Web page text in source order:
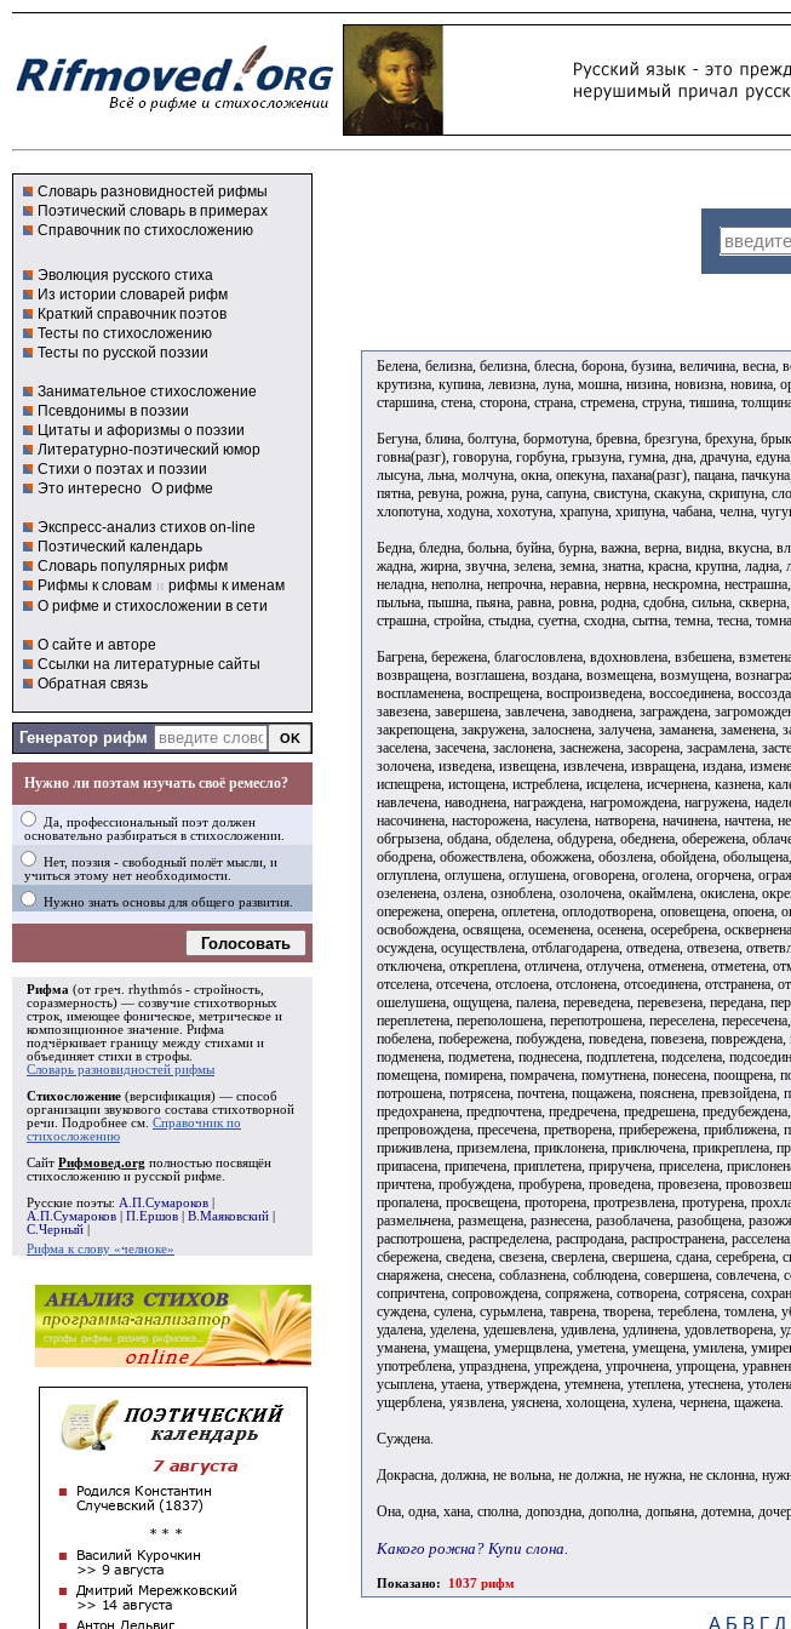
Словарь разновидностей рифмы
Поэтический словарь в примерах
Справочник по стихосложению
Эволюция русского стиха
Из истории словарей рифм
Краткий справочник поэтов
Тесты по стихосложению
Тесты по русской поэзии
Занимательное стихосложение
Псевдонимы в поэзии
Цитаты и афоризмы о поэзии
Литературно-поэтический юмор
Стихи о поэтах и поэзии
Это интересно О рифме
Экспресс-анализ стихов on-line
Поэтический календарь
Словарь популярных рифм
Рифмы к словам и рифмы к именам
О рифме и стихосложении в сети
О сайте и авторе
Ссылки на литературные сайты
Обратная связь
Генератор рифм
Нужно ли поэтам изучать своё ремесло?
Да, профессиональный поэт должен
основательно разбираться в стихосложении.
Нет, поэзия - свободный полёт мысли, и
учиться этому нет необходимости.
Нужно знать основы для общего развития.
Голосовать
Рифма (от греч. rhythmós - стройность,
соразмерность) — созвучие стихотворных
строк, имеющее фоническое, метрическое и
композиционное значение. Рифма
подчёркивает границу между стихами и
объединяет стихи в строфы
Словарь разновидностей рифмы
Стихосложение (версификация) — способ
организации звукового состава стихотворной
речи. Подробнее см. Справочник по
стихосложению
Сайт Рифмовед.org полностью посвящён
стихосложению и русской рифме.
Русские поэты: А.П.Сумароков
А.П.Сумароков
П.Ершов В.Маяковский
С.Черный
Рифма к слову «челноке»
Белена, белизна, белизна, блесна, борона, бузина, величина,
крутизна, купина, левизна, луна, мошна, низина, новизна, новина,
старшина, стена, сторона, страна, стремена, струна, тишина,
Бегуна, блина, болтуна, бормотуна, бревна, брезгуна, брехуна,
говна(разг), говоруна, горбуна, грызуна, гумна, дна, драчуна,
лысуна, льна, молчуна, окна, опекуна, пахана(разг), пацана,
пятна, ревуна, рожна, руна, сапуна, свистуна, скакуна, скрипуна,
хлопотуна, ходуна, хохотуна, храпуна, хрипуна, чабана, челна,
Бедна, бледна, больна, буйна, бурна, важна, верна, видна, вкусна,
жадна, жирна, звучна, зелена, земна, знатна, красна, крупна,
неладна, неполна, непрочна, неравна, нервна, нескромна,
пыльна, пышна, пьяна, равна, ровна, родна, сдобна, сильна,
страшна, стройна, стыдна, суетна, сходна, сытна, темна, тесна,
Багрена, бережена, благословлена, вдохновлена, взбешена,
возвращена, возглашена, воздана, возмещена, возмущена,
воспламенена, воспрещена, воспроизведена, воссоединена,
завезена, завершена, завлечена, заводнена, заграждена,
закрепощена, закружена, залоснена, залучена, заманена, заменена,
заселена, засечена, заслонена, заснежена, засорена, засрамлена,
золочена, изведена, извещена, извлечена, извращена, издана,
испещрена, истощена, истреблена, исцелена, исчернена, казнена,
навлечена, наводнена, награждена, нагромождена, нагружена,
насочинена, насторожена, насулена, натворена, начинена,
обгрызена, обдана, обделена, обдурена, обеднена, обережена,
ободрена, обожествлена, обожжена, обозлена, обойдена,
оглуплена, оглушена, оглушена, оговорена, оголена, огорчена,
озеленена, озлена, озноблена, озолочена, окаймлена, окислена,
опережена, оперена, оплетена, оплодотворена, оповещена, опоена,
освобождена, освящена, осеменена, осенена, осеребрена,
осуждена, осуществлена, отблагодарена, отведена, отвезена,
отключена, откреплена, отличена, отлучена, отменена, отметена,
отселена, отсечена, отслоена, отслонена, отсоединена,
ошелушена, ощущена, палена, переведена, перевезена, передана,
переплетена, переполошена, перепотрошена, переселена,
побелена, побережена, побуждена, поведена, повезена,
подменена, подметена, поднесена, подплетена, подселена,
помещена, помирена, помрачена, помутнена, понесена, поощрена,
потрошена, потрясена, почтена, пощажена, пояснена, превзойдена,
предохранена, предпочтена, предречена, предрешена,
препровождена, пресечена, претворена, прибережена, приближена,
приживлена, приземлена, приклонена, приключена, прикреплена,
припасена, припечена, приплетена, приручена, приселена,
причтена, пробуждена, пробурена, проведена, провезена,
пропалена, просвещена, проторена, протрезвлена, протурена,
размельчена, размещена, разнесена, разоблачена, разобщена,
распотрошена, распределена, распродана, распространена,
сбережена, сведена, свезена, сверлена, свершена, сдана,
снаряжена, снесена, соблазнена, соблюдена, совершена,
сопричтена, сопровождена, сопряжена, сотворена, сотрясена,
суждена, сулена, сурьмлена, таврена, творена, тереблена,
удалена, уделена, удешевлена, удивлена, удлинена,
уманена, умащена, умерщвлена, уметена, умещена, умилена,
употреблена, упразднена, упреждена, упрочнена, упрощена,
усыплена, утаена, утверждена, утемнена, утеплена, утеснена,
ущерблена, уязвлена, уяснена, холощена, хулена, чернена, щажена.
Суждена.
Докрасна, должна, не вольна, не должна, не нужна, не склонна,
Она, одна, хана, сполна, допоздна, дополна, допьяна, дотемна,
Какого рожна? Купи слона.
Показано: 1037 рифм
А Б В Г Д